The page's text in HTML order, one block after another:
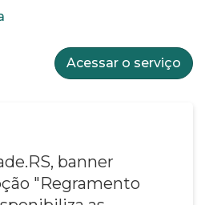
Acessar o serviço
banner
"Regramento